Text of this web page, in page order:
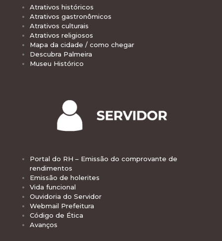
Atrativos históricos
Atrativos gastronômicos
Atrativos culturais
Atrativos religiosos
Mapa da cidade / como chegar
Descubra Palmeira
Museu Histórico
Portal do RH – Emissão do comprovante de
rendimentos
Emissão de holerites
Vida funcional
Ouvidoria do Servidor
Webmail Prefeitura
Código de Ética
Avanços